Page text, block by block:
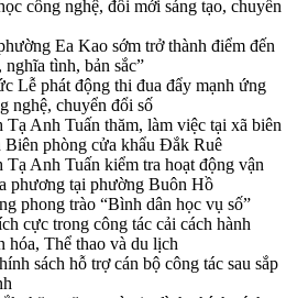
công nghệ, đổi mới sáng tạo, chuyển
Ea Kao sớm trở thành điểm đến
tình, bản sắc”
Lễ phát động thi đua đẩy mạnh ứng
nghệ, chuyển đổi số
Anh Tuấn thăm, làm việc tại xã biên
phòng cửa khẩu Đắk Ruê
Anh Tuấn kiểm tra hoạt động vận
phương tại phường Buôn Hồ
phong trào “Bình dân học vụ số”
cực trong công tác cải cách hành
hóa, Thể thao và du lịch
sách hỗ trợ cán bộ công tác sau sắp